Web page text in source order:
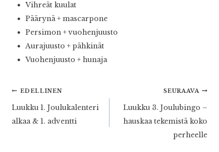
Vihreät kuulat
Päärynä + mascarpone
Persimon + vuohenjuusto
Aurajuusto + pähkinät
Vuohenjuusto + hunaja
Artikkelien
selaus
EDELLINEN
Luukku 1. Joulukalenteri
alkaa & 1. adventti
SEURAAVA
Luukku 3. Joulubingo –
hauskaa tekemistä koko
perheelle